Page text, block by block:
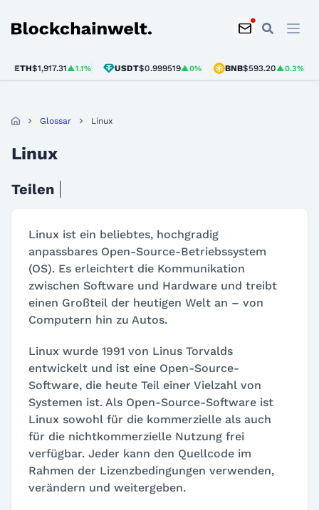
Blockchainwelt
ETH$1,917.31▲1.1% USDT$0.999519▲0% BNB$593.20▲0.3%
Glossar Linux
Linux
Teilen
Linux ist ein beliebtes, hochgradig
anpassbares Open-Source-Betriebssystem
(OS). Es erleichtert die Kommunikation
zwischen Software und Hardware und treibt
einen Großteil der heutigen Welt an – von
Computern hin zu Autos.
Linux wurde 1991 von Linus Torvalds
entwickelt und ist eine Open-Source-
Software, die heute Teil einer Vielzahl von
Systemen ist. Als Open-Source-Software ist
Linux sowohl für die kommerzielle als auch
für die nichtkommerzielle Nutzung frei
verfügbar. Jeder kann den Quellcode im
Rahmen der Lizenzbedingungen verwenden,
verändern und weitergeben.